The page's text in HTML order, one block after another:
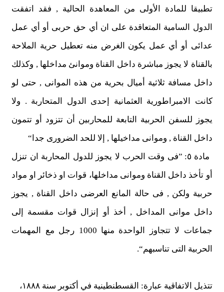
تطبيقا للمادة الأولى من المعاهدة الحالية , فقد اتفقت
الدول السامية المتعاقدة على ان أي حق حربى أو أي عمل
عدائى أو أي عمل يكون الغرض منه تعطيل حرية الملاحة
بالقناة لا يجوز مباشرة داخل القناة وموانئ مداخلها , وكذلك
داخل مسافة ثلاثية أميال بحرية من هذه الموانى , حتى لو
كانت الامبراطورية العثمانية إحدى الدول المتحاربة . ولا
يجوز للسفن الحربية التابعة للمحاربين أن تتزود أو تتمون
داخل القناة , وموانى مداخيلها , إلا للحد الضرورى جدا“
مادة ٥: ”فى وقت الحرب لا يجوز للدول المحاربة ان تنزل
أو تأخذ داخل القناة وموانى مداخلها، قوات او ذخائر او مواد
حربية ولكن , فى حالة المانع العرضى داخل القناة , يجوز
داخل موانى المداخل , أخذ أو إنزال قوات مقسمة إلى
جماعات لا تتجاوز الواحدة منها 1000 رجل مع المهمات
الحربية التى تناسبهم“.
تتذيل الاتفاقية عبارة: القسطنطينية في أكتوبر سنة ١٨٨٨،